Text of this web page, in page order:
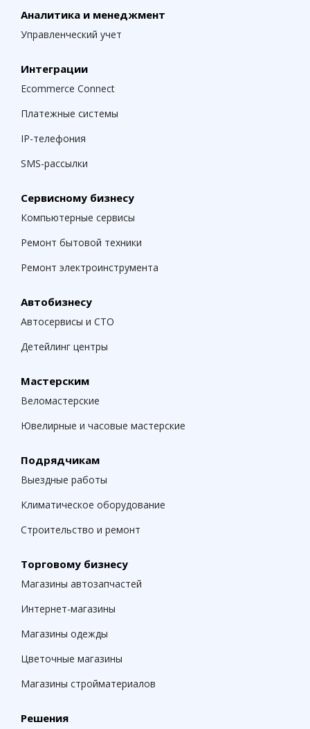
Аналитика и менеджмент
Управленческий учет
Интеграции
Ecommerce Connect
Платежные системы
IP-телефония
SMS-рассылки
Сервисному бизнесу
Компьютерные сервисы
Ремонт бытовой техники
Ремонт электроинструмента
Автобизнесу
Автосервисы и СТО
Детейлинг центры
Мастерским
Веломастерские
Ювелирные и часовые мастерские
Подрядчикам
Выездные работы
Климатическое оборудование
Строительство и ремонт
Торговому бизнесу
Магазины автозапчастей
Интернет-магазины
Магазины одежды
Цветочные магазины
Магазины стройматериалов
Решения